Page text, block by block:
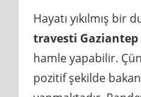
Hayatı yıkılmış bir
travesti Gaziantep
hamle yapabilir.
pozitif şekilde